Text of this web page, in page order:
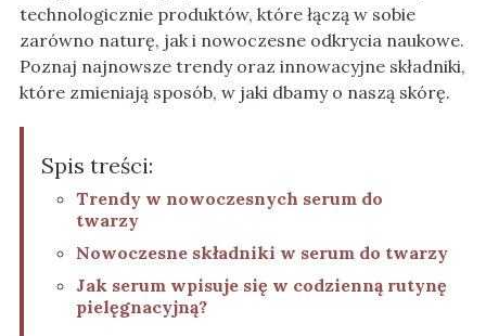
technologicznie produktów, które łączą w sobie
zarówno naturę, jak i nowoczesne odkrycia naukowe.
Poznaj najnowsze trendy oraz innowacyjne składniki,
które zmieniają sposób, w jaki dbamy o naszą skórę.
Spis treści:
Trendy w nowoczesnych serum do
twarzy
Nowoczesne składniki w serum do twarzy
Jak serum wpisuje się w codzienną rutynę
pielęgnacyjną?